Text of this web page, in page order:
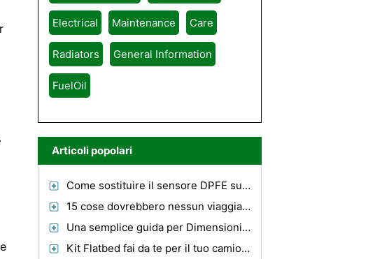
Electrical Maintenance Care
Radiators General Information
FuelOil
Articoli popolari
Come sostituire il sensore DPFE su un Ford Escape
15 cose dovrebbero nessun viaggiatore uscire di casa senza
Una semplice guida per Dimensioni dei pneumatici
Kit Flatbed fai da te per il tuo camioncino da 1/2 tonnellata